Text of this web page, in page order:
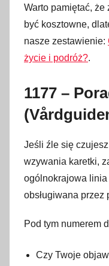
Warto pamiętać,
być kosztowne,
nasze zestawienie:
życie i podróż?.
1177 –
Jeśli źle się
wzywania karetki,
ogólnokrajowa
obsługiwana przez
Pod tym numerem
Czy Twoje